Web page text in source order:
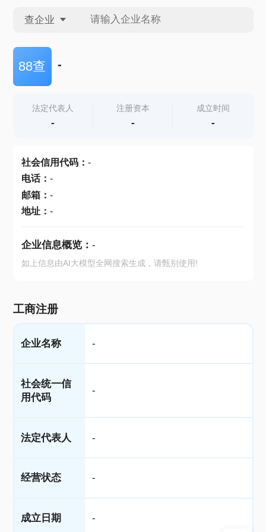
查企业
查企业
查产地
88查 -
法定代表人
-
注册资本
-
成立时间
-
社会信用代码： -
电话： -
邮箱： -
地址： -
企业信息概览： -
如上信息由AI大模型全网搜索生成，请甄别使用!
工商注册
企业名称 -
社会统一信
用代码
-
法定代表人 -
经营状态 -
成立日期 -